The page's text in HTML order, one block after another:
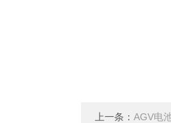
上一条： AGV电